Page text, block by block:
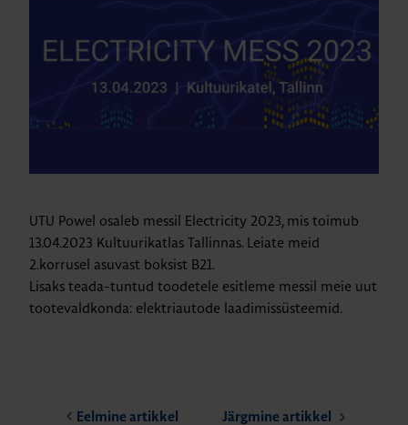
UTU Powel osaleb messil Electricity 2023, mis toimub
13.04.2023 Kultuurikatlas Tallinnas. Leiate meid
2.korrusel asuvast boksist B21.
Lisaks teada-tuntud toodetele esitleme messil meie uut
tootevaldkonda: elektriautode laadimissüsteemid.
Eelmine artikkel Järgmine artikkel